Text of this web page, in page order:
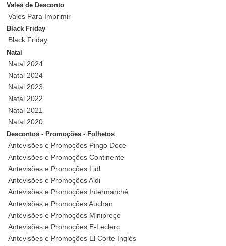
Vales de Desconto
Vales Para Imprimir
Black Friday
Black Friday
Natal
Natal 2024
Natal 2024
Natal 2023
Natal 2022
Natal 2021
Natal 2020
Descontos - Promoções - Folhetos
Antevisões e Promoções Pingo Doce
Antevisões e Promoções Continente
Antevisões e Promoções Lidl
Antevisões e Promoções Aldi
Antevisões e Promoções Intermarché
Antevisões e Promoções Auchan
Antevisões e Promoções Minipreço
Antevisões e Promoções E-Leclerc
Antevisões e Promoções El Corte Inglés